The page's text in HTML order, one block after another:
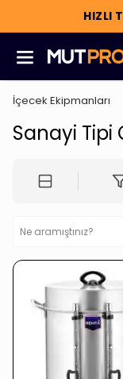
HIZLI
İçecek Ekipmanları
Sanayi Tipi